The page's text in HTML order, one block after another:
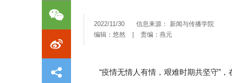
2022/11/30
信息来源： 新闻与传播学院
编辑：悠然
责编：燕元
“疫情无情人有情，艰难时期共坚守”